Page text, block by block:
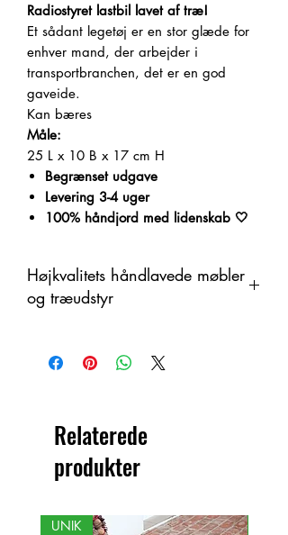
Radiostyret lastbil lavet af træ!
Et sådant legetøj er en stor glæde for
enhver mand, der arbejder i
transportbranchen, det er en god
gaveide.
Kan bæres
Måle:
25 L x 10 B x 17 cm H
Begrænset udgave
Levering 3-4 uger
100% håndjord med lidenskab 🤍
Højkvalitets håndlavede møbler
og træudstyr
et organisk materiale med
farveændringer. Derfor kan der være
Relaterede
produkter
UNIK